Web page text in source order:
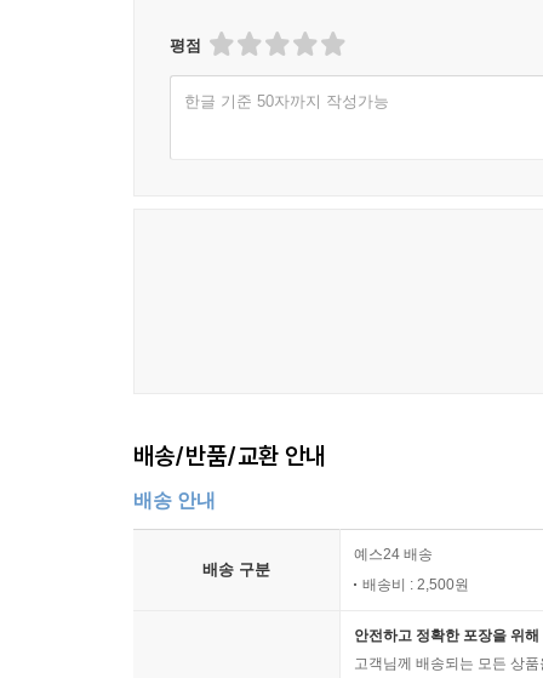
평점
한글 기준 50자까지 작성가능
배송/반품/교환 안내
배송 안내
배송 구분
예스24 배송
배송비 : 2,500원
안전하고 정확한 포장을 위
고객님께 배송되는 모든 상